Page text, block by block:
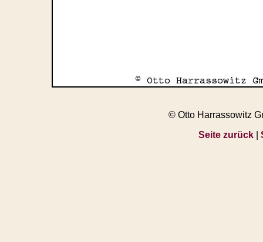
© Otto Harrassowitz
Seite zurück|